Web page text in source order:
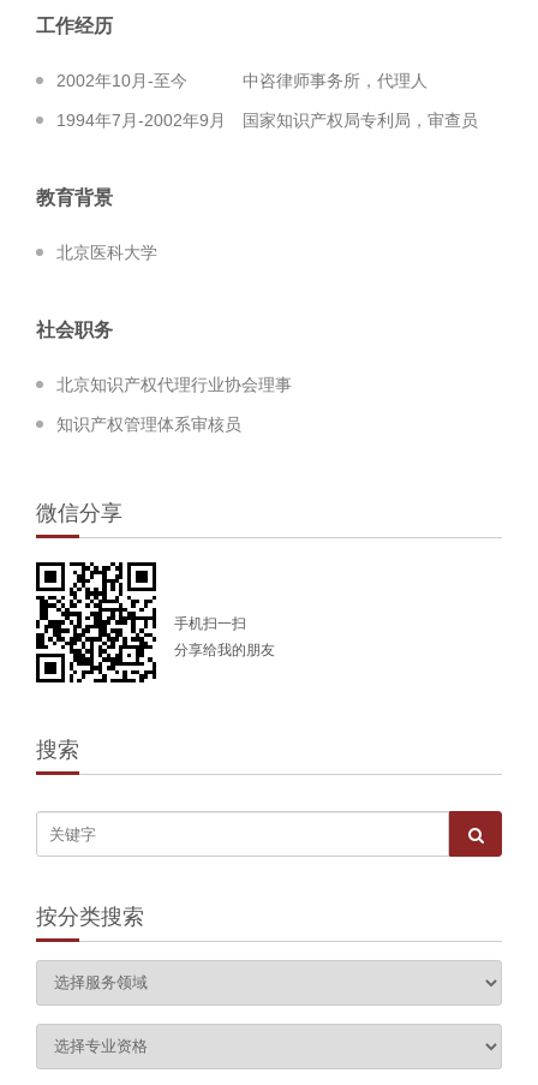
工作经历
2002年10月-至今 中咨律师事务所，代理人
1994年7月-2002年9月 国家知识产权局专利局，审查员
教育背景
北京医科大学
社会职务
北京知识产权代理行业协会理事
知识产权管理体系审核员
微信分享
手机扫一扫
分享给我的朋友
搜索
按分类搜索